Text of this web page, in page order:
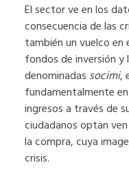
El sector ve en los
consecuencia de las
también un vuelco en
fondos de inversión y
denominadas socimi,
fundamentalmente
ingresos a través de
ciudadanos optan
la compra, cuya
crisis.